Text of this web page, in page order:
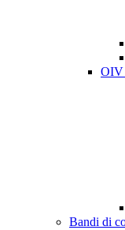
OIV
Bandi di